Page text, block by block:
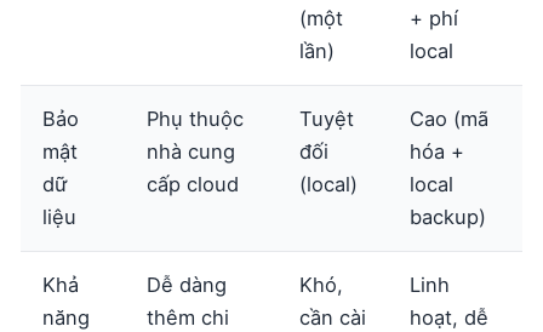
(một
lần)
+ phí
local
Bảo
mật
dữ
liệu
Phụ thuộc
nhà cung
cấp cloud
Tuyệt
đối
(local)
Cao (mã
hóa +
local
backup)
Khả
năng
Dễ dàng
thêm chi
Khó,
cần cài
Linh
hoạt, dễ